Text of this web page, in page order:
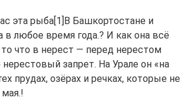
эта рыба[1]В Башкортостане и
в любое время года.? И как она всё
что в нерест — перед нерестом
запрет. На Урале он «на
прудах, озёрах и речках, которые не